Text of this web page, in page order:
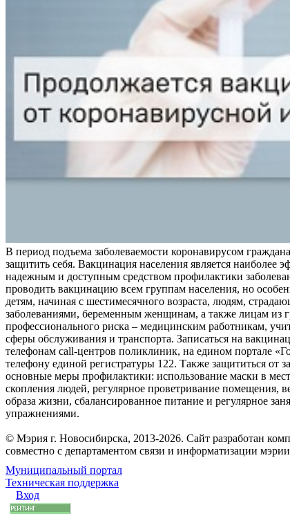
В период подъема заболеваемости коронавирусом
защитить себя. Вакцинация населения является наиболее
надежным и доступным средством профилактики
проводить вакцинацию всем группам населения, но
детям, начиная с шестимесячного возраста, людям,
заболеваниями, беременным женщинам, а также лицам из
профессионального риска – медицинским работникам,
сферы обслуживания и транспорта. Записаться на
телефонам call-центров поликлиник, на едином портале
телефону единой регистратуры 122. Также защититься от
основные меры профилактики: использование маски в
скопления людей, регулярное проветривание помещения,
образа жизни, сбалансированное питание и регулярное
упражнениями.
© Мэрия г. Новосибирска, 2013-2026. Сайт разработан
совместно с департаментом связи и информатизации
Муниципальный портал
Техническая поддержка
Вход